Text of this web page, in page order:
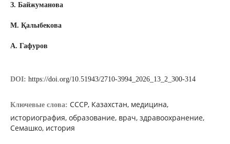
З. Байжуманова
М. Қалыбекова
A. Гафуров
DOI: https://doi.org/10.51943/2710-3994_2026_13_2_300-314
Ключевые слова: СССР, Казахстан, медицина,
историография, образование, врач, здравоохранение,
Семашко, история